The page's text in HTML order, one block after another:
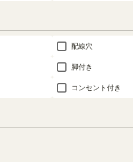
配線穴
脚付き
コンセント付き